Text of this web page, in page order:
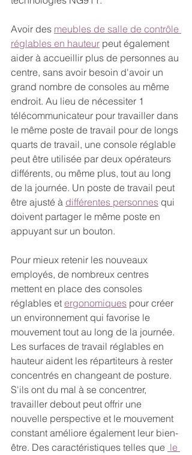
Avoir des meubles de salle de contrôle
réglables en hauteur peut également
aider à accueillir plus de personnes au
centre, sans avoir besoin d'avoir un
grand nombre de consoles au même
endroit. Au lieu de nécessiter 1
télécommunicateur pour travailler dans
le même poste de travail pour de longs
quarts de travail, une console réglable
peut être utilisée par deux opérateurs
différents, ou même plus, tout au long
de la journée. Un poste de travail peut
être ajusté à différentes personnes qui
doivent partager le même poste en
appuyant sur un bouton.
Pour mieux retenir les nouveaux
employés, de nombreux centres
mettent en place des consoles
réglables et ergonomiques pour créer
un environnement qui favorise le
mouvement tout au long de la journée.
Les surfaces de travail réglables en
hauteur aident les répartiteurs à rester
concentrés en changeant de posture.
S'ils ont du mal à se concentrer,
travailler debout peut offrir une
nouvelle perspective et le mouvement
constant améliore également leur bien-
être. Des caractéristiques telles que le